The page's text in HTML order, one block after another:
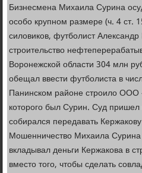
Бизнесмена Михаила Сурина
особо крупном размере (ч. 4
силовиков, футболист
строительство
Воронежской области 304 млн
обещал ввести футболиста в
Панинском районе строило ООО
которого был Сурин. Суд
собирался передавать
Мошенничество Михаила Сурина
вкладывал деньги Кержакова в
вместо того, чтобы сделать